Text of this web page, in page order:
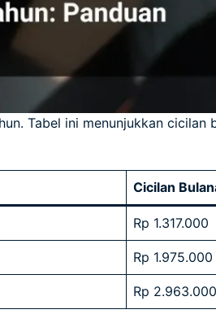
Tabel ini menunjukkan cicilan
Cicilan
Rp 1.317.000
Rp 1.975.000
Rp 2.963.000